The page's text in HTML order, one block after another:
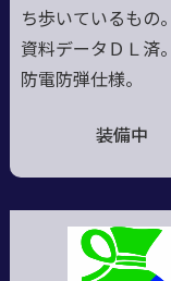
ち歩いているもの
資料データＤＬ済
防電防弾仕様。
装備中